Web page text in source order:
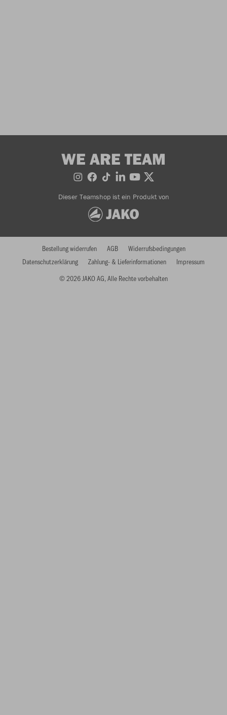
WE ARE TEAM
Dieser Teamshop ist ein Produkt von
© 2026 JAKO AG, Alle Rechte vorbehalten
Bestellung widerrufen AGB
Widerrufsbedingungen
Datenschutzerklärung
Zahlung- & Lieferinformationen Impressum